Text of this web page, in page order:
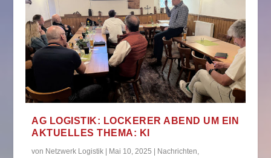
AG LOGISTIK: LOCKERER ABEND UM EIN
AKTUELLES THEMA: KI
von Netzwerk Logistik | Mai 10, 2025 | Nachrichten,